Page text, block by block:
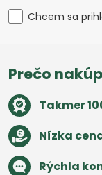
Chcem sa
Prečo
Takmer
Nízka
Rýchla